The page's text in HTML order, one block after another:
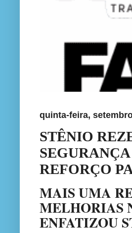
quinta-feira,
STÊNIO
REFORÇO
MAIS UMA
MELHORIAS
ENFATIZOU